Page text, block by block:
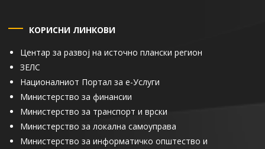
КОРИСНИ ЛИНКОВИ
Центар за развој на источно плански регион
ЗЕЛС
Националниот Портал за е-Услуги
Министерство за финансии
Министерство за транспорт и врски
Министерство за локална самоуправа
Министерство за информатичко општество и